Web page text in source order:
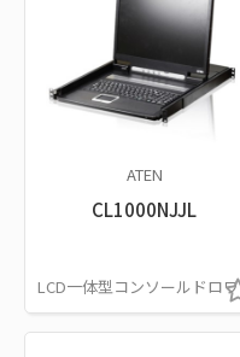
ATEN
CL1000NJJL
LCD一体型コンソールドロワ